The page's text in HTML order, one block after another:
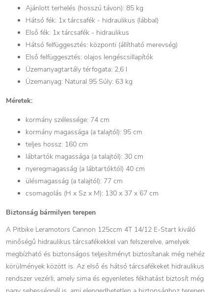
Ajánlott terhelés (hosszú távon): 85 kg
Hátsó fék: 1x tárcsafék - hidraulikus (lábbal)
Első fék: 1x tárcsafék - hidraulikus
Hátsó felfüggesztés: központi (állítható merevség)
Első felfüggesztés: olajos lengéscsillapítók
Üzemanyagtartály térfogata: 2,6 l
Üzemanyag: Natural 95 Súly: 63 kg
Méretek:
kormány szélessége: 74 cm
kormány magassága (a talajtól): 95 cm
teljes hossz: 160 cm
lábtartók magassága (a talajtól): 30 cm
nyeregmagasság (a lábtartóktól) 40 cm
ülésmagasság (a talajtól): 77 cm
csomagolás (H x Sz x M): 130 x 37 x 67 cm
Biztonság bármilyen terepen
A Pitbike Leramotors Cannon 125ccm 4T 14/12 E-Start kiváló
minőségű hidraulikus tárcsafékekkel van felszerelve, amelyek
megbízható és biztonságos teljesítményt biztosítanak még nehéz
körülmények között is. Az első és hátsó tárcsafékeket hidraulikus
rendszer vezérli, amely sima és egyenletes fékhatást biztosít még